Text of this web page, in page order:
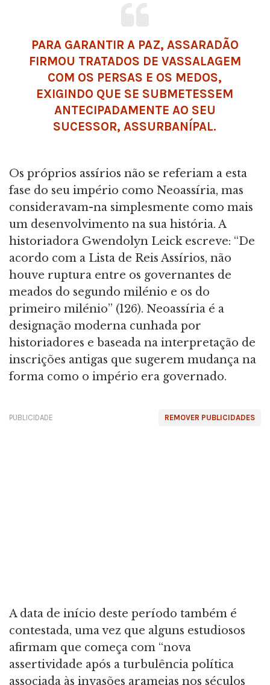
PARA GARANTIR A PAZ, ASSARADÃO
FIRMOU TRATADOS DE VASSALAGEM
COM OS PERSAS E OS MEDOS,
EXIGINDO QUE SE SUBMETESSEM
ANTECIPADAMENTE AO SEU
SUCESSOR, ASSURBANÍPAL.
Os próprios assírios não se referiam a esta
fase do seu império como Neoassíria, mas
consideravam-na simplesmente como mais
um desenvolvimento na sua história. A
historiadora Gwendolyn Leick escreve: “De
acordo com a Lista de Reis Assírios, não
houve ruptura entre os governantes de
meados do segundo milénio e os do
primeiro milénio” (126). Neoassíria é a
designação moderna cunhada por
historiadores e baseada na interpretação de
inscrições antigas que sugerem mudança na
forma como o império era governado.
REMOVER PUBLICIDADES
PUBLICIDADE
A data de início deste período também é
contestada, uma vez que alguns estudiosos
afirmam que começa com “nova
assertividade após a turbulência política
associada às invasões arameias nos séculos